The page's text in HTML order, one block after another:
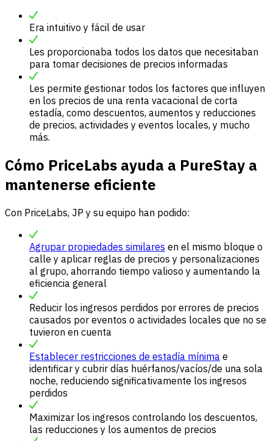
Era intuitivo y fácil de usar
Les proporcionaba todos los datos que necesitaban
para tomar decisiones de precios informadas
Les permite gestionar todos los factores que influyen
en los precios de una renta vacacional de corta
estadía, como descuentos, aumentos y reducciones
de precios, actividades y eventos locales, y mucho
más.
Cómo PriceLabs ayuda a PureStay a
mantenerse eficiente
Con PriceLabs, JP y su equipo han podido:
Agrupar propiedades similares en el mismo bloque o
calle y aplicar reglas de precios y personalizaciones
al grupo, ahorrando tiempo valioso y aumentando la
eficiencia general
Reducir los ingresos perdidos por errores de precios
causados por eventos o actividades locales que no se
tuvieron en cuenta
Establecer restricciones de estadía mínima e
identificar y cubrir días huérfanos/vacíos/de una sola
noche, reduciendo significativamente los ingresos
perdidos
Maximizar los ingresos controlando los descuentos,
las reducciones y los aumentos de precios